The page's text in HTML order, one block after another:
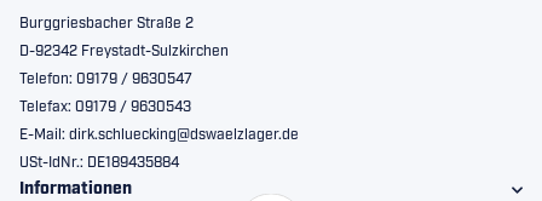
Burggriesbacher Straße 2
D-92342 Freystadt-Sulzkirchen
Telefon: 09179 / 9630547
Telefax: 09179 / 9630543
E-Mail: dirk.schluecking@dswaelzlager.de
USt-IdNr.: DE189435884
Informationen